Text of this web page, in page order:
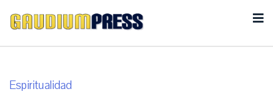
Espiritualidad